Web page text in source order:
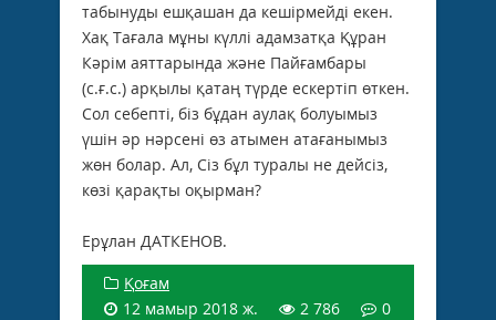
табынуды ешқашан да кешірмейді екен.
Хақ Тағала мұны күллі адамзатқа Құран
Кәрім аяттарында және Пайғамбары
(с.ғ.с.) арқылы қатаң түрде ескертіп өткен.
Сол себепті, біз бұдан аулақ болуымыз
үшін әр нәрсені өз атымен атағанымыз
жөн болар. Ал, Сіз бұл туралы не дейсіз,
көзі қарақты оқырман?
Ерұлан ДАТКЕНОВ.
Қоғам
12 мамыр 2018 ж.
2 786 0